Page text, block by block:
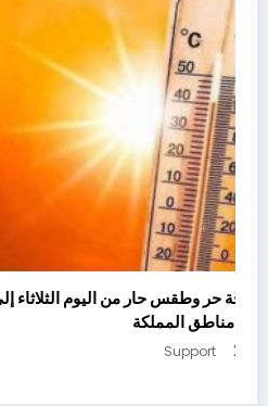
نشرة إنذارية: موجة حر وطقس حار من
الخميس بعدد من مناطق المملكة
أغسطس 4, 2026